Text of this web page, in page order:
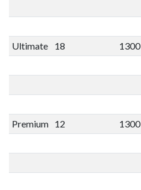
Ultimate 18 1300
Premium 12 1300